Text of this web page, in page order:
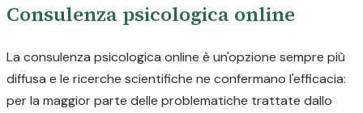
Consulenza psicologica online
La consulenza psicologica online è un'opzione sempre più
diffusa e le ricerche scientifiche ne confermano l'efficacia:
per la maggior parte delle problematiche trattate dallo